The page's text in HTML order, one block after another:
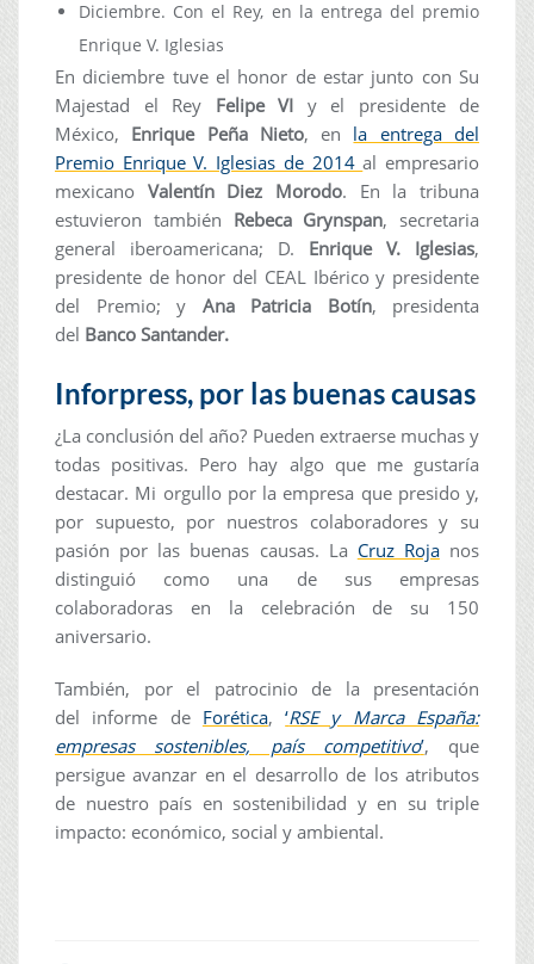
Diciembre. Con el Rey, en la entrega del premio
Enrique V. Iglesias
En diciembre tuve el honor de estar junto con Su
Majestad el Rey Felipe VI y el presidente de
México, Enrique Peña Nieto, en la entrega del
Premio Enrique V. Iglesias de 2014al empresario
mexicano Valentín Diez Morodo. En la tribuna
estuvieron también Rebeca Grynspan, secretaria
general iberoamericana; D. Enrique V. Iglesias,
presidente de honor del CEAL Ibérico y presidente
del Premio; y Ana Patricia Botín, presidenta
del Banco Santander.
Inforpress, por las buenas causas
¿La conclusión del año? Pueden extraerse muchas y
todas positivas. Pero hay algo que me gustaría
destacar. Mi orgullo por la empresa que presido y,
por supuesto, por nuestros colaboradores y su
pasión por las buenas causas. La Cruz Rojanos
distinguió como una de sus empresas
colaboradoras en la celebración de su 150
aniversario.
También, por el patrocinio de la presentación
del informe de Forética,‘RSE y Marca España:
empresas sostenibles, país competitivo’, que
persigue avanzar en el desarrollo de los atributos
de nuestro país en sostenibilidad y en su triple
impacto: económico, social y ambiental.